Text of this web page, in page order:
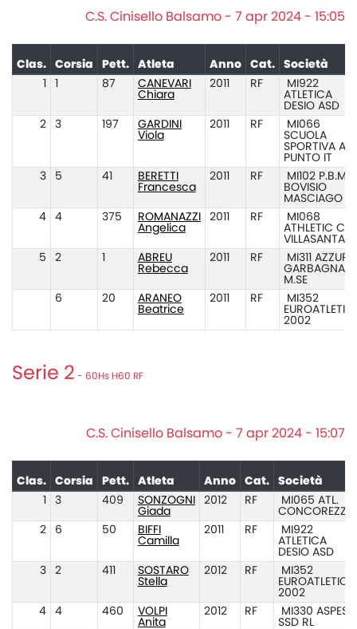
C.S. Cinisello Balsamo - 7 apr 2024 - 15:05
Clas. Corsia Pett. Atleta Anno Cat.
Società
87
CANEVARI
Chiara
2011 RF
MI922
ATLETICA
DESIO ASD
2
3 197
GARDINI
Viola
2011 RF
MI066
SCUOLA
SPORTIVA
PUNTO IT
3
5 41
BERETTI
Francesca
2011 RF
MI102 P.B.M.
BOVISIO
MASCIAGO
4
4 375
ROMANAZZI
Angelica
2011 RF
MI068
ATHLETIC
VILLASANTA
5
2
ABREU
Rebecca
2011 RF
MI311
GARBAGNATE
M.SE
6
20
ARANEO
Beatrice
2011 RF
MI352
2002
Serie 2 - 60Hs H60 RF
C.S. Cinisello Balsamo - 7 apr 2024 - 15:07
Clas. Corsia Pett. Atleta Anno Cat.
Società
3 409
SONZOGNI
Giada
2012 RF
MI065 ATL.
CONCOREZZO
2
6 50
BIFFI
Camilla
2011 RF
MI922
ATLETICA
DESIO ASD
3
2 411
SOSTARO
Stella
2012 RF
MI352
EUROATLETICA
2002
4
4 460
VOLPI
Anita
2012 RF
MI330 ASPES
SSD RL